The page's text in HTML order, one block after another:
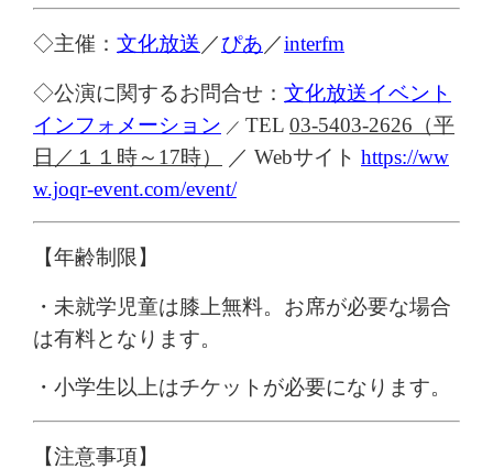
◇主催： 文化放送 ／ぴあ ／interfm
◇公演に関するお問合せ： 文化放送イベント
インフォメーション ／ TEL 03-5403-2626 （平
日／ １１ 時～ 17時） ／ Webサイト https://ww
w.joqr-event.com/event/
【年齢制限】
・ 未就学児童は膝上無料。お席が必要な場合
は有料となります。
・小学生以上はチケットが必要になります。
【注意事項】